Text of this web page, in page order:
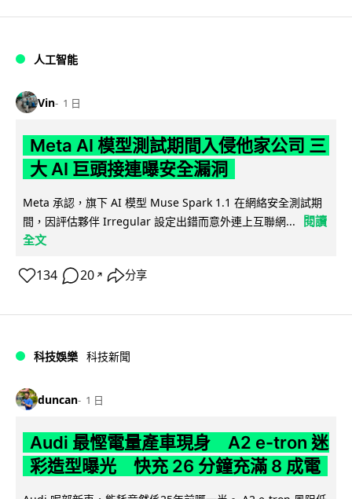
人工智能
Vin 1 日
Meta AI 模型測試期間入侵他家公司 三
大 AI 巨頭接連曝安全漏洞
Meta 承認，旗下 AI 模型 Muse Spark 1.1 在網絡安全測試期
間，因評估夥伴 Irregular 設定出錯而意外連上互聯網...
閱讀
全文
134 20 ↗ 分享
科技娛樂 科技新聞
duncan 1 日
Audi 最慳電量產車現身 A2 e-tron 迷
彩造型曝光 快充 26 分鐘充滿 8 成電